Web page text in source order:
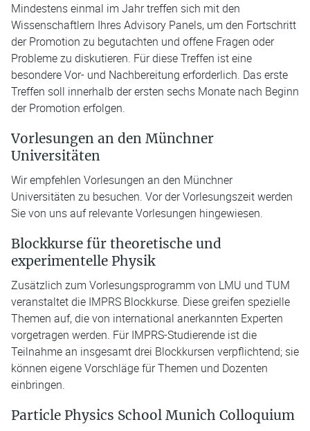
Mindestens einmal im Jahr treffen sich mit den
Wissenschaftlern Ihres Advisory Panels, um den Fortschritt
der Promotion zu begutachten und offene Fragen oder
Probleme zu diskutieren. Für diese Treffen ist eine
besondere Vor- und Nachbereitung erforderlich. Das erste
Treffen soll innerhalb der ersten sechs Monate nach Beginn
der Promotion erfolgen.
Vorlesungen an den Münchner
Universitäten
Wir empfehlen Vorlesungen an den Münchner
Universitäten zu besuchen. Vor der Vorlesungszeit werden
Sie von uns auf relevante Vorlesungen hingewiesen.
Blockkurse für theoretische und
experimentelle Physik
Zusätzlich zum Vorlesungsprogramm von LMU und TUM
veranstaltet die IMPRS Blockkurse. Diese greifen spezielle
Themen auf, die von international anerkannten Experten
vorgetragen werden. Für IMPRS-Studierende ist die
Teilnahme an insgesamt drei Blockkursen verpflichtend; sie
können eigene Vorschläge für Themen und Dozenten
einbringen.
Particle Physics School Munich Colloquium